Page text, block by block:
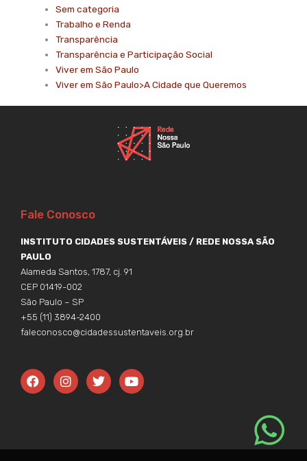
Sem categoria
Trabalho e Renda
Transparência
Transparência e Participação Social
Viver em São Paulo
Viver em São Paulo>A Cidade que Queremos
Fale Conosco
INSTITUTO CIDADES SUSTENTÁVEIS / REDE NOSSA SÃO
PAULO
Alameda Santos, 1787, cj. 91
CEP 01419-002
São Paulo – SP
+55 (11) 3894-2400
faleconosco@cidadessustentaveis.org.br
F
a
o
I
n
r
T
w
r
Y
o
e